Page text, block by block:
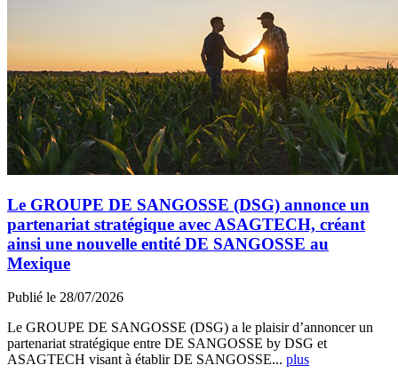
Le GROUPE DE SANGOSSE (DSG) annonce un
partenariat stratégique avec ASAGTECH, créant
ainsi une nouvelle entité DE SANGOSSE au
Mexique
Publié le 28/07/2026
Le GROUPE DE SANGOSSE (DSG) a le plaisir d’annoncer un
partenariat stratégique entre DE SANGOSSE by DSG et
ASAGTECH visant à établir DE SANGOSSE... plus